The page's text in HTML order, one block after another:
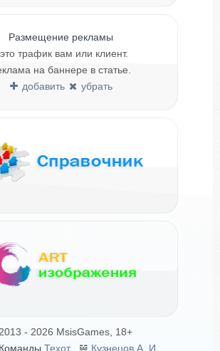
Размещение рекламы
трафик вам или клиент.
на баннере в статье.
добавить
убрать
- 2026 MsisGames, 18+
Техот 𝌴 Кузнецов А. И.